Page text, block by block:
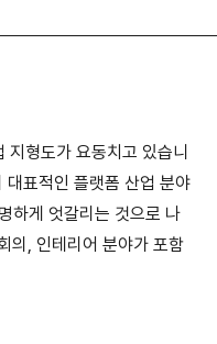
형도가 요동치고 있습니
표적인 플랫폼 산업 분야
하게 엇갈리는 것으로 나
의, 인테리어 분야가 포함